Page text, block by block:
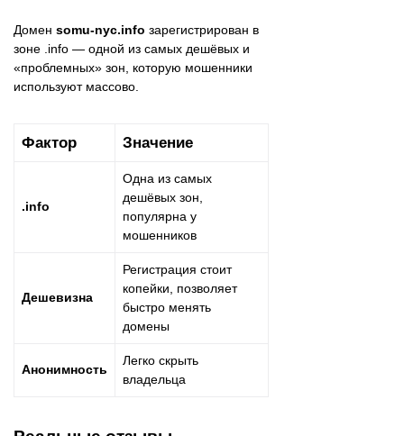
Домен somu-nyc.info зарегистрирован в
зоне .info — одной из самых дешёвых и
«проблемных» зон, которую мошенники
используют массово.
Фактор Значение
.info
Одна из самых
дешёвых зон,
популярна у
мошенников
Дешевизна
Регистрация стоит
копейки, позволяет
быстро менять
домены
Анонимность
Легко скрыть
владельца